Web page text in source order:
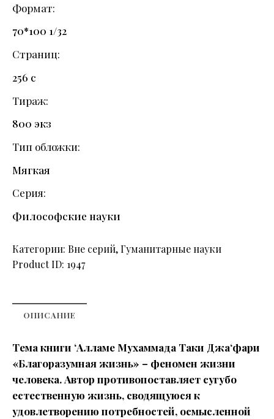
Формат
70*100 1/32
Страниц
256 с
Тираж
800 экз
Тип обложки
Мягкая
Серия
Философские науки
Категории: Вне серий,Гуманитарные науки
Product ID: 1947
ОПИСАНИЕ
Тема книги ‘Алламе Мухаммада Таки Джа‘фари
«Благоразумная жизнь» – феномен жизни
человека. Автор противопоставляет сугубо
естественную жизнь, сводящуюся к
удовлетворению потребностей, осмысленной